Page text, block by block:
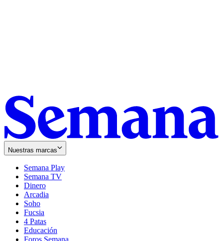
Nuestras marcas
Semana Play
Semana TV
Dinero
Arcadia
Soho
in
new
window
Fucsia
in
new
window
4 Patas
Educación
Foros Semana